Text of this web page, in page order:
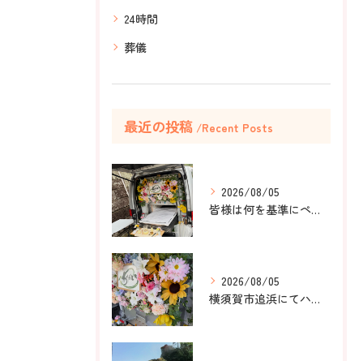
24時間
葬儀
最近の投稿 Recent Posts
2026/08/05
皆様は何を基準にペット葬儀社を選びますか？
2026/08/05
横須賀市追浜にてハムスターのみかんちゃんのペット火葬のお手伝...